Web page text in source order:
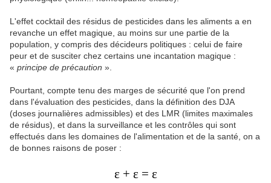
L'effet cocktail des résidus de pesticides dans les aliments a en
revanche un effet magique, au moins sur une partie de la
population, y compris des décideurs politiques : celui de faire
peur et de susciter chez certains une incantation magique :
« principe de précaution ».
Pourtant, compte tenu des marges de sécurité que l'on prend
dans l'évaluation des pesticides, dans la définition des DJA
(doses journalières admissibles) et des LMR (limites maximales
de résidus), et dans la surveillance et les contrôles qui sont
effectués dans les domaines de l'alimentation et de la santé, on a
de bonnes raisons de poser :
ε + ε = ε